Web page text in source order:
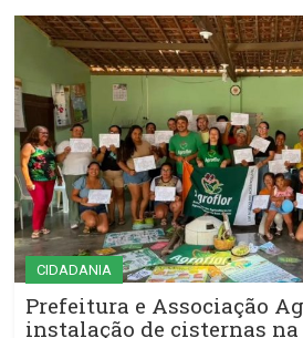
CIDADANIA
Prefeitura e Associação
instalação de cisternas na